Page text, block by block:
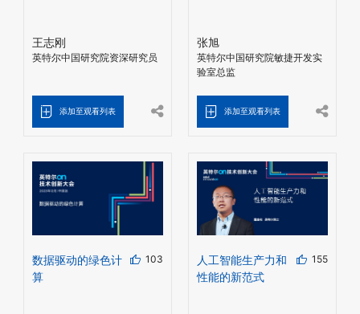
王志刚
英特尔中国研究院资深研究员
添加至观看列表
张旭
英特尔中国研究院敏捷开发实
验室总监
添加至观看列表
103
数据驱动的绿色计
算
155
人工智能生产力和
性能的新范式